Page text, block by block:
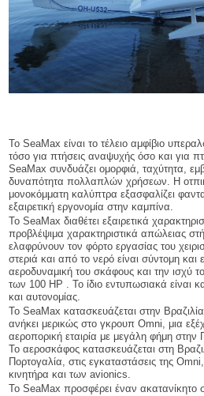
Το SeaMax είναι το τέλειο αμφίβιο
τόσο για πτήσεις αναψυχής όσο και για
SeaMax συνδυάζει ομορφιά, ταχύτητα,
δυναπότητα πολλαπλών χρήσεων. Η
μονοκόμματη καλύπτρα εξασφαλίζει
εξαιρετική εργονομία στην καμπίνα.
Το SeaMax διαθέτει εξαιρετικά
προβλέψιμα χαρακτηριστικά απώλειας
ελαφρύνουν τον φόρτο εργασίας του
στεριά και από το νερό είναι σύντομη
αεροδυναμική του σκάφους και την ισχύ
των 100 HP . Το ίδιο εντυπωσιακά είναι
και αυτονομίας.
Το SeaMax κατασκευάζεται στην
ανήκει μερικώς στο γκρουπ Omni, μια
αεροπορική εταιρία με μεγάλη φήμη στην
Το αεροσκάφος κατασκευάζεται στη
Πορτογαλία, στις εγκαταστάσεις της
κινητήρα και των avionics.
Το SeaMax προσφέρει έναν